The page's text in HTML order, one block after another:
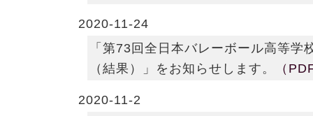
2020-11-24
「第73回全日本バレーボール高等学
（結果）」をお知らせします。
（
2020-11-2